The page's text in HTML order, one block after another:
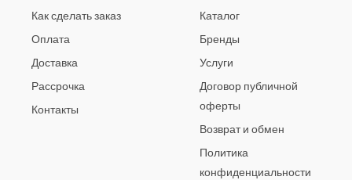
Как сделать заказ
Оплата
Доставка
Рассрочка
Контакты
Каталог
Бренды
Услуги
Договор публичной
оферты
Возврат и обмен
Политика
конфиденциальности